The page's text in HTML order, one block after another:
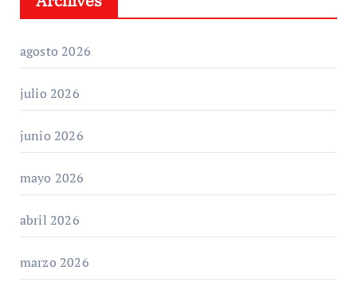
agosto 2026
julio 2026
junio 2026
mayo 2026
abril 2026
marzo 2026